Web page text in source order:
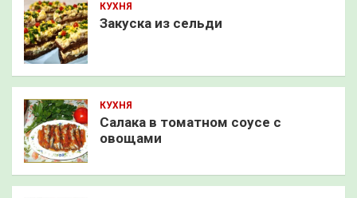
КУХНЯ
Закуска из сельди
КУХНЯ
Салака в томатном соусе с
овощами